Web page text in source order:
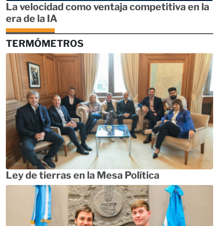
La velocidad como ventaja competitiva en la
era de la IA
TERMÓMETROS
Ley de tierras en la Mesa Política